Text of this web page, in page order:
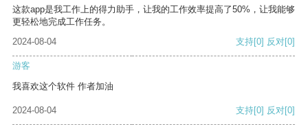
这款app是我工作上的得力助手，让我的工作效率提高了50%，让我能够
更轻松地完成工作任务。
2024-08-04
支持[0] 反对[0]
游客
我喜欢这个软件 作者加油
2024-08-04 支持[0] 反对[0]